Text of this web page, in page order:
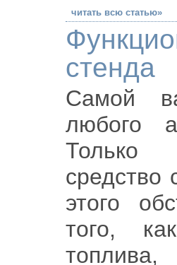
читать всю статью»
стенда
Самой
любого
Только
средство
этого
того,